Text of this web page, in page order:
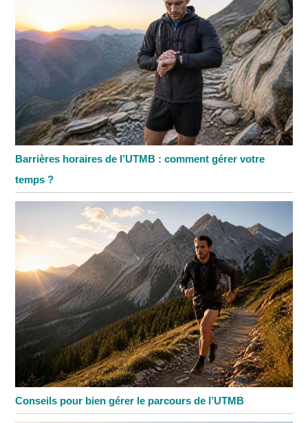
Barrières horaires de l’UTMB : comment gérer votre
temps ?
Conseils pour bien gérer le parcours de l’UTMB